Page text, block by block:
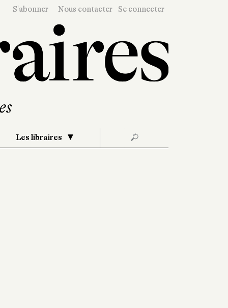
S'abonner Nous contacter Se connecter
Les libraires 🔎